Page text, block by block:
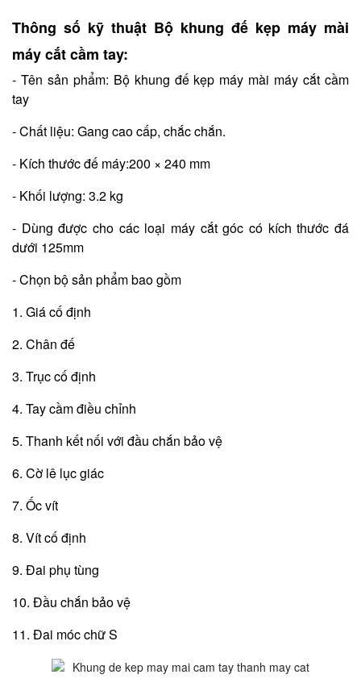
Thông số kỹ thuật Bộ khung đế kẹp máy mài
máy cắt cầm tay:
- Tên sản phẩm: Bộ khung đế kẹp máy mài máy cắt cầm
tay
- Chất liệu: Gang cao cấp, chắc chắn.
- Kích thước đế máy:200 × 240 mm
- Khối lượng: 3.2 kg
- Dùng được cho các loại máy cắt góc có kích thước đá
dưới 125mm
- Chọn bộ sản phẩm bao gồm
1. Giá cố định
2. Chân đế
3. Trục cố định
4. Tay cầm điều chỉnh
5. Thanh kết nối với đầu chắn bảo vệ
6. Cờ lê lục giác
7. Ốc vít
8. Vít cố định
9. Đai phụ tùng
10. Đầu chắn bảo vệ
11. Đai móc chữ S